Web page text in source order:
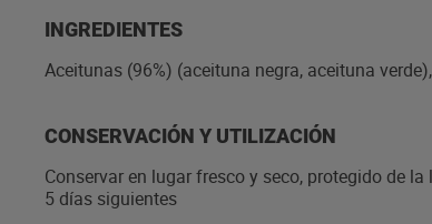
INGREDIENTES
Aceitunas (96%) (aceituna negra, aceituna
CONSERVACIÓN Y UTILIZACIÓN
Conservar en lugar fresco y seco, protegido de
5 días siguientes